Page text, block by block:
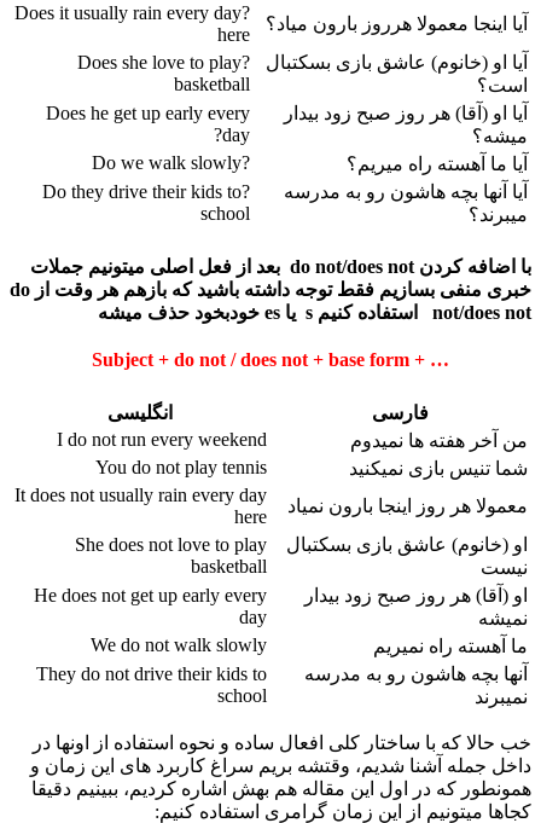
آیا اینجا معمولا هرروز بارون میاد؟
?Does it usually rain every day
here
آیا او (خانوم) عاشق بازی بسکتبال
است؟
?Does she love to play
basketball
آیا او (آقا) هر روز صبح زود بیدار
میشه؟
Does he get up early every
day?
آیا ما آهسته راه میریم؟
?Do we walk slowly
آیا آنها بچه هاشون رو به مدرسه
میبرند؟
?Do they drive their kids to
school
با اضافه کردن do not/does not بعد از فعل اصلی میتونیم جملات
خبری منفی بسازیم فقط توجه داشته باشید که بازهم هر وقت از do
not/does not استفاده کنیم s یا es خودبخود حذف میشه
Subject + do not / does not + base form + …
فارسی
انگلیسی
من آخر هفته ها نمیدوم
I do not run every weekend
شما تنیس بازی نمیکنید
You do not play tennis
معمولا هر روز اینجا بارون نمیاد
It does not usually rain every day
here
او (خانوم) عاشق بازی بسکتبال
نیست
She does not love to play
basketball
او (آقا) هر روز صبح زود بیدار
نمیشه
He does not get up early every
day
ما آهسته راه نمیریم
We do not walk slowly
آنها بچه هاشون رو به مدرسه
نمیبرند
They do not drive their kids to
school
خب حالا که با ساختار کلی افعال ساده و نحوه استفاده از اونها در
داخل جمله آشنا شدیم، وقتشه بریم سراغ کاربرد های این زمان و
همونطور که در اول این مقاله هم بهش اشاره کردیم، ببینیم دقیقا
کجاها میتونیم از این زمان گرامری استفاده کنیم: